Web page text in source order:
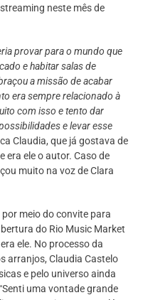
neste mês de
provar para o mundo que
e habitar salas de
a missão de acabar
era sempre relacionado à
com isso e tento dar
e levar esse
Claudia, que já gostava de
era ele o autor. Caso de
muito na voz de Clara
meio do convite para
do Rio Music Market
ele. No processo da
arranjos, Claudia Castelo
e pelo universo ainda
uma vontade grande